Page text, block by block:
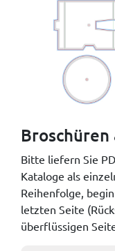
Bitte liefern Sie
Kataloge als
Reihenfolge,
letzten Seite
überflüssigen